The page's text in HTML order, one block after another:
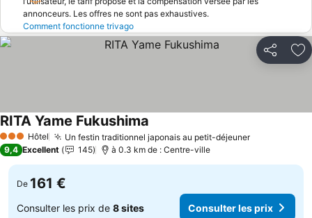
annonceurs. Les offres ne sont pas exhaustives.
Comment fonctionne trivago
Partager
3 ÉtoilesHôtel Un festin traditionnel japonais au petit-déjeunerConsulter
RITA Yame Fukushima
9,4 Excellent 145 à 0.3 km de : Centre-ville
De 161 €
Consulter les prix de 8 sites Consulter les prix